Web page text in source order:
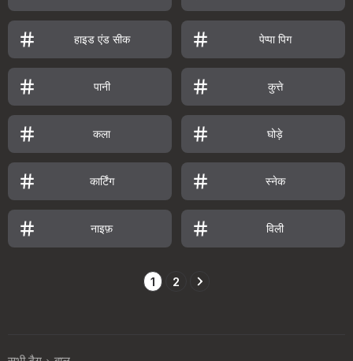
हाइड एंड सीक पेप्पा पिग
पानी कुत्ते
कला घोड़े
कार्टिंग स्नेक
नाइफ़ विली
1 2